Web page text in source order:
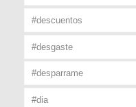
#descuentos
#desgaste
#desparrame
#dia